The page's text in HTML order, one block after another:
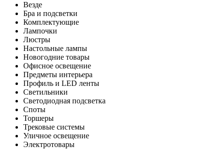
Везде
Бра и подсветки
Комплектующие
Лампочки
Люстры
Настольные лампы
Новогодние товары
Офисное освещение
Предметы интерьера
Профиль и LED ленты
Светильники
Светодиодная подсветка
Споты
Торшеры
Трековые системы
Уличное освещение
Электротовары